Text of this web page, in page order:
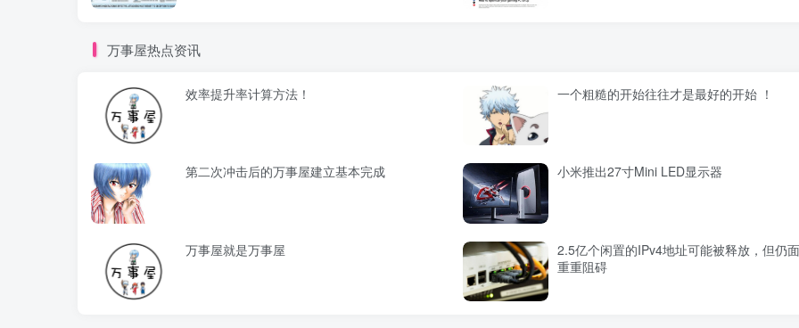
万事屋热点资讯
效率提升率计算方法！ 一个粗糙的开始往往才是最好的开始 ！
第二次冲击后的万事屋建立基本完成 小米推出27寸Mini LED显示器
万事屋就是万事屋
2.5亿个闲置的IPv4地址可能被释放，但仍
重重阻碍